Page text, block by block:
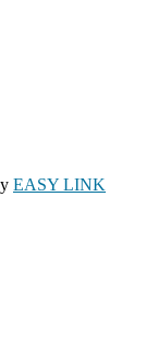
EASY LINK